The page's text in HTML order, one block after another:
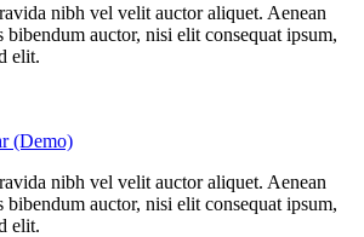
nibh vel velit auctor aliquet. Aenean
auctor, nisi elit consequat ipsum,
elit.
(Demo)
nibh vel velit auctor aliquet. Aenean
auctor, nisi elit consequat ipsum,
elit.